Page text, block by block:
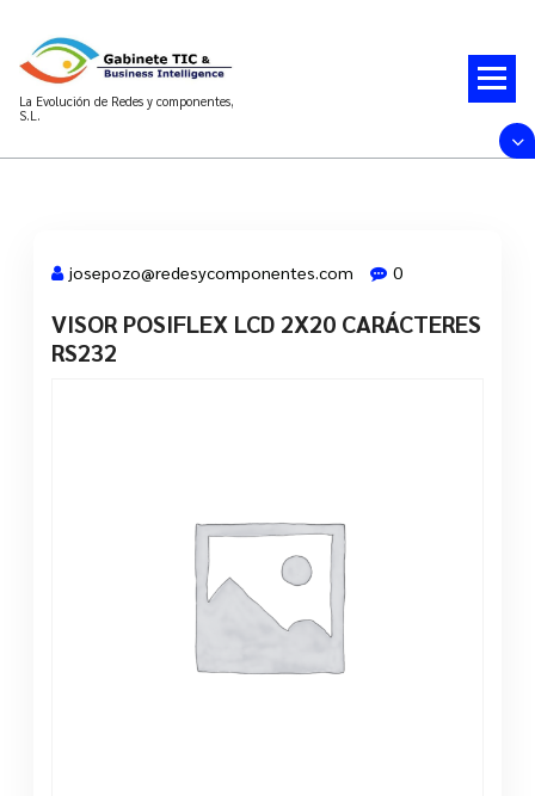
contenido
La Evolución de Redes y componentes,
S.L.
28 Mar, 2022
josepozo@redesycomponentes.com 0
VISOR POSIFLEX LCD 2X20 CARÁCTERES
RS232